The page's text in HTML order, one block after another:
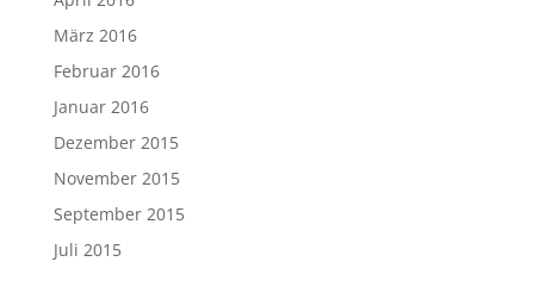
März 2016
Februar 2016
Januar 2016
Dezember 2015
November 2015
September 2015
Juli 2015